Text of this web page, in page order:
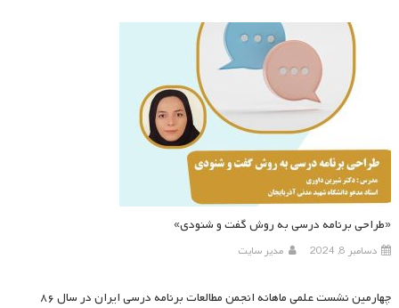
«طراحی برنامه درسی به روش گفت و شنودی»
دسامبر 8, 2024 مدیر سایت
چهارمین نشست علمی ماهانه انجمن مطالعات برنامه درسی ایران در سال ۸۶